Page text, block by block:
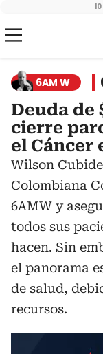
6AM W
Deuda de
cierre
el Cáncer
Wilson
Colombiana
6AMW y
todos sus
hacen. Sin
el panorama
de salud,
recursos.